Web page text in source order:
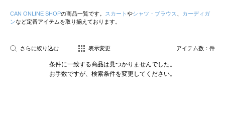
CAN ONLINE SHOPの商品一覧です。 スカート やシャツ・ブラウス
カーディガ
ンなど定番アイテムを取り揃えております。
さらに絞り込む 表示変更 アイテム数： 件
条件に一致する商品は見つかりませんでした。
お手数ですが、検索条件を変更してください。